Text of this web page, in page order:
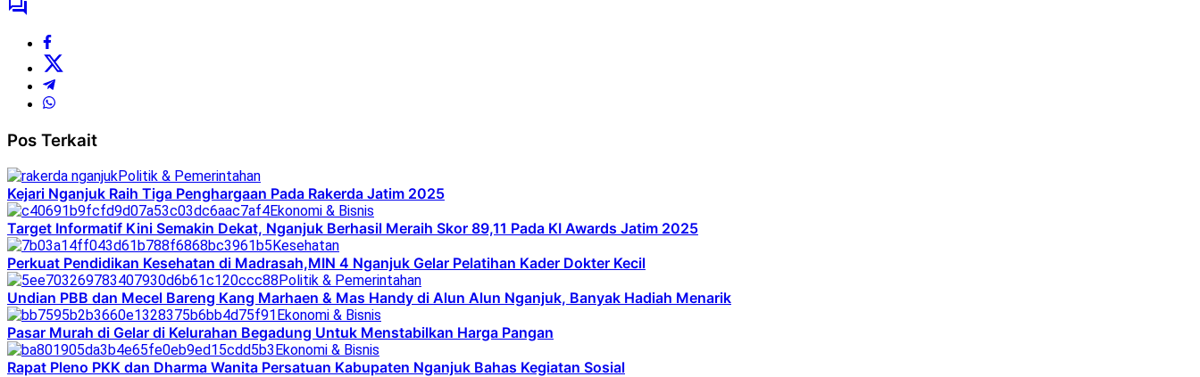
Pos Terkait
Politik & Pemerintahan
Kejari Nganjuk Raih Tiga Penghargaan Pada Rakerda Jatim 2025
Ekonomi & Bisnis
Target Informatif Kini Semakin Dekat, Nganjuk Berhasil Meraih Skor 89,11 Pada KI Awards Jatim 2025
Kesehatan
Perkuat Pendidikan Kesehatan di Madrasah,MIN 4 Nganjuk Gelar Pelatihan Kader Dokter Kecil
Politik & Pemerintahan
Undian PBB dan Mecel Bareng Kang Marhaen & Mas Handy di Alun Alun Nganjuk, Banyak Hadiah Menarik
Ekonomi & Bisnis
Pasar Murah di Gelar di Kelurahan Begadung Untuk Menstabilkan Harga Pangan
Ekonomi & Bisnis
Rapat Pleno PKK dan Dharma Wanita Persatuan Kabupaten Nganjuk Bahas Kegiatan Sosial